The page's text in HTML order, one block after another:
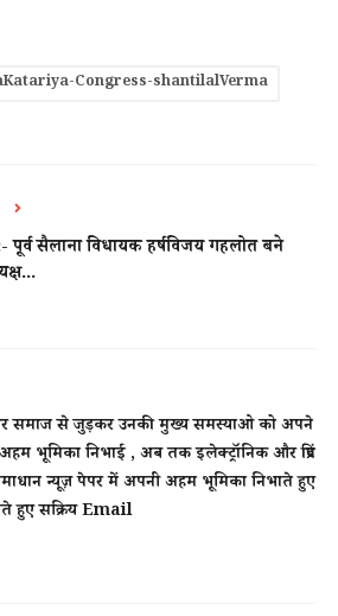
Congress-shantilalVerma
पूर्व सैलाना विधायक हर्षविजय गहलोत बने
और समाज से जुड़कर उनकी मुख्य समस्याओ को अपने
भूमिका निभाई , अब तक इलेक्ट्रॉनिक और प्रिंट
न्यूज़ पेपर में अपनी अहम भूमिका निभाते हुए
हुए सक्रिय Email